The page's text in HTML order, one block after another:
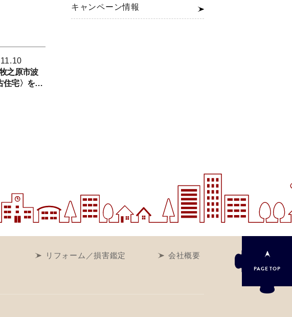
之原市波
住宅〉を…
キャンペーン情報
PAGE TOP
リフォーム／損害鑑定 会社概要